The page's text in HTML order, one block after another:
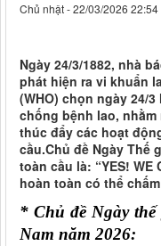
Chủ nhật - 22/03/2026 22:54
Ngày 24/3/1882, nhà
phát hiện ra vi khuẩn
(WHO) chọn ngày 24/
chống bệnh lao,
thúc đẩy các hoạt
cầu.Chủ đề Ngày Thế
toàn cầu là: “YES! WE
hoàn toàn có thể
* Chủ đề Ngày
Nam năm 2026: